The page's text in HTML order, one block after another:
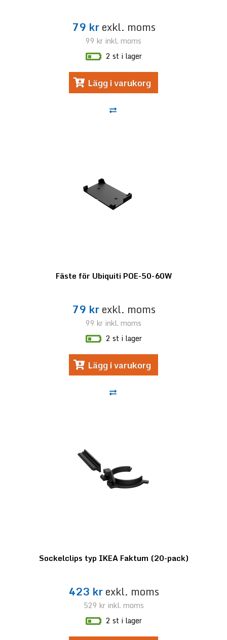
79 krexkl. moms
99 kr inkl. moms
2 st i lager
Lägg i varukorg
Fäste för Ubiquiti POE-50-60W
79 krexkl. moms
99 kr inkl. moms
2 st i lager
Lägg i varukorg
Sockelclips typ IKEA Faktum (20-pack)
423 krexkl. moms
529 krinkl. moms
2 st i lager